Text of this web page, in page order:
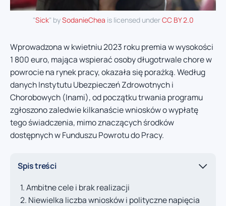
"Sick" bySodanieChea is licensed underCC BY 2.0
Wprowadzona w kwietniu 2023 roku premia w wysokości
1 800 euro, mająca wspierać osoby długotrwale chore w
powrocie na rynek pracy, okazała się porażką. Według
danych Instytutu Ubezpieczeń Zdrowotnych i
Chorobowych (Inami), od początku trwania programu
zgłoszono zaledwie kilkanaście wniosków o wypłatę
tego świadczenia, mimo znaczących środków
dostępnych w Funduszu Powrotu do Pracy.
Spis treści
Ambitne cele i brak realizacji
Niewielka liczba wniosków i polityczne napięcia